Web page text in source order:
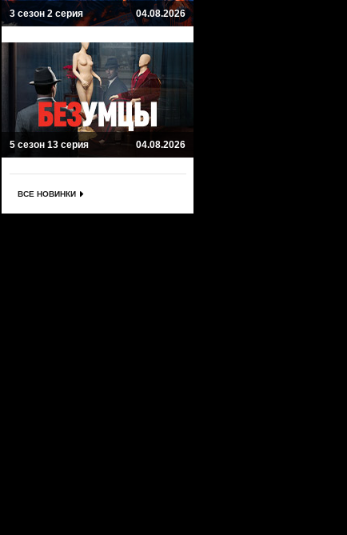
3 сезон 2 серия 04.08.2026
5 сезон 13 серия 04.08.2026
ВСЕ НОВИНКИ